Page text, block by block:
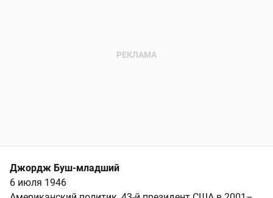
Джордж Буш-младший
6 июля 1946